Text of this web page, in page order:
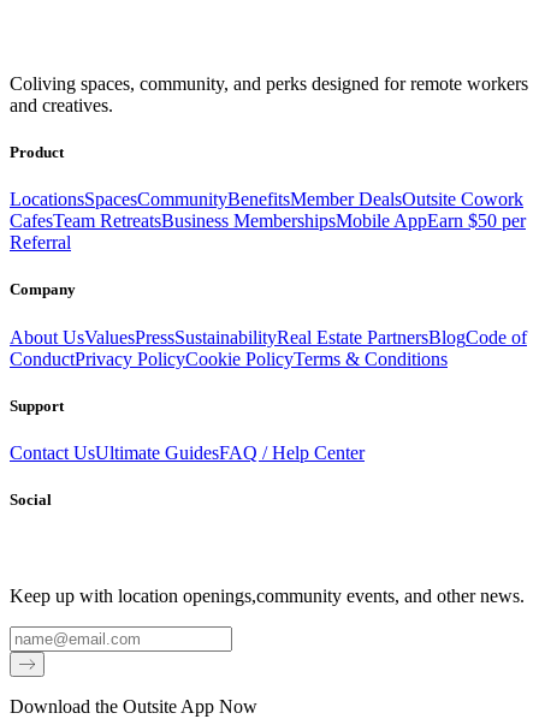
equipped with everything you need to be comfortable and
productive.
Coliving spaces, community, and perks designed for remote workers
and creatives.
Product
LocationsSpacesCommunityBenefitsMember DealsOutsite Cowork
CafesTeam RetreatsBusiness MembershipsMobile AppEarn $50 per
Referral
Company
About UsValuesPressSustainabilityReal Estate PartnersBlogCode of
ConductPrivacy PolicyCookie PolicyTerms & Conditions
Support
Contact UsUltimate GuidesFAQ / Help Center
Social
Keep up with location openings,community events, and other news.
Email
Download the Outsite App Now